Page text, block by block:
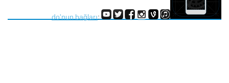
do'nun bağları: